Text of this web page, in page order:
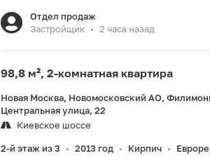
Отдел продаж
Застройщик • 2 часа назад
98,8 м², 2-комнатная квартира
Новая Москва, Новомосковский АО,
Центральная улица, 22
Киевское шоссе
2-й этаж из 3 • 2013 год • Кирпич •